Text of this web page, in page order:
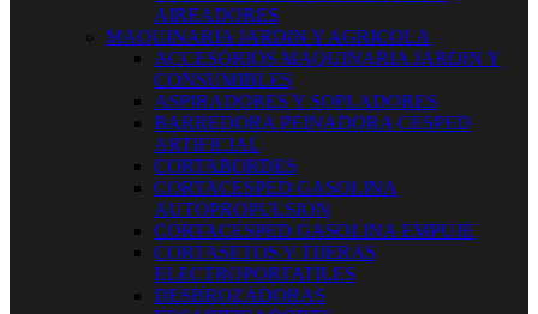
AIREADORES
MAQUINARIA JARDIN Y AGRICOLA
ACCESORIOS MAQUINARIA JARDIN Y
CONSUMIBLES
ASPIRADORES Y SOPLADORES
BARREDORA PEINADORA CESPED
ARTIFICIAL
CORTABORDES
CORTACESPED GASOLINA
AUTOPROPULSION
CORTACESPED GASOLINA EMPUJE
CORTASETOS Y TIJERAS
ELECTROPORTATILES
DESBROZADORAS